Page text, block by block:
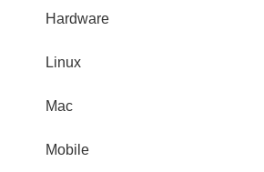
Hardware
Linux
Mac
Mobile